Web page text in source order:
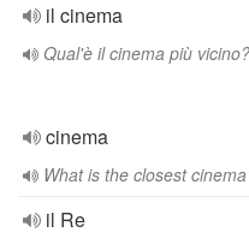
il cinema
Qual'è il cinema più vicino?
cinema
What is the closest
il Re